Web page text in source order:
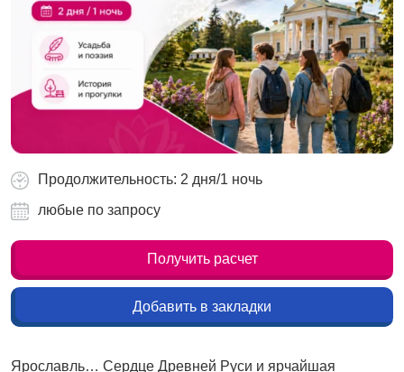
Продолжительность: 2 дня/1 ночь
любые по запросу
Получить расчет
Добавить в закладки
Ярославль… Сердце Древней Руси и ярчайшая